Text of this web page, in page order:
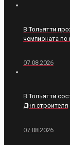
В Тольятти
чемпионата
07.08.2026
В Тольятти
Дня строителя
07.08.2026